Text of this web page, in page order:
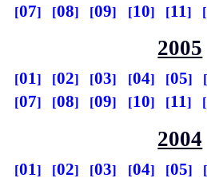
07
08 09 10 11
2005
01 02 03 04 05
07
08 09 10 11
2004
01 02 03 04 05